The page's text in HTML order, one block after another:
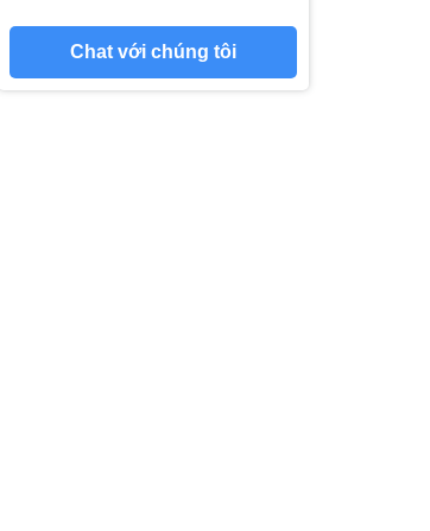
Chat với chúng tôi